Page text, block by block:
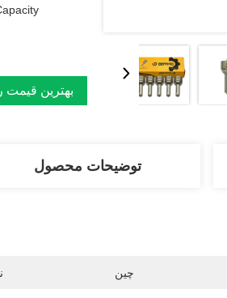
بهترین قیمت
توضیحات محصول
چین